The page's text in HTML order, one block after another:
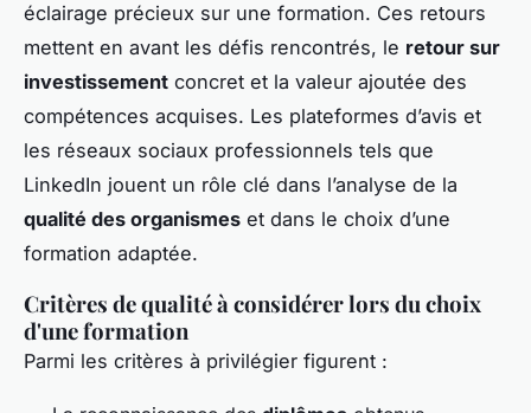
éclairage précieux sur une formation. Ces retours
mettent en avant les défis rencontrés, le retour sur
investissement concret et la valeur ajoutée des
compétences acquises. Les plateformes d’avis et
les réseaux sociaux professionnels tels que
LinkedIn jouent un rôle clé dans l’analyse de la
qualité des organismes et dans le choix d’une
formation adaptée.
Critères de qualité à considérer lors du choix
d'une formation
Parmi les critères à privilégier figurent :